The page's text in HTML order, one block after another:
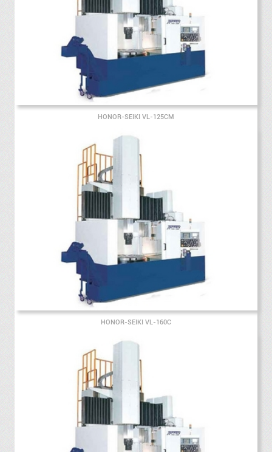
HONOR-SEIKI VL-125CM
HONOR-SEIKI VL-160C